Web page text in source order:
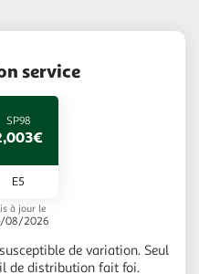
service
SP98
E5
à jour le
08/2026
de variation. Seul
de distribution fait foi.